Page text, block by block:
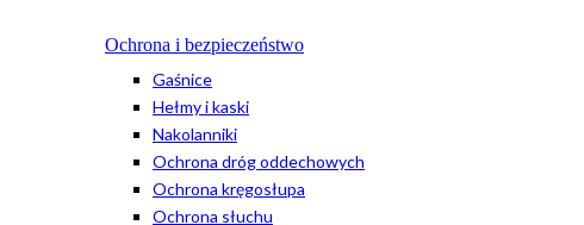
Ochrona i bezpieczeństwo
Gaśnice
Hełmy i kaski
Nakolanniki
Ochrona dróg oddechowych
Ochrona kręgosłupa
Ochrona słuchu